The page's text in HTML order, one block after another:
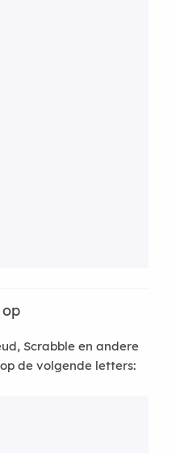
Scrabble en andere
de volgende letters: